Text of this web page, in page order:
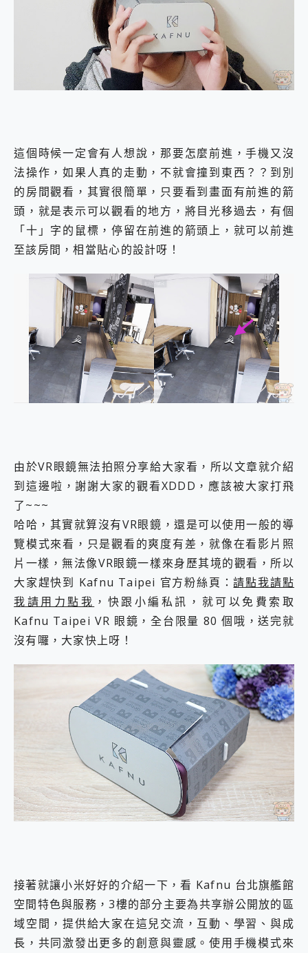
這個時候一定會有人想說，那要怎麼前進，手機又沒
法操作，如果人真的走動，不就會撞到東西？？到別
的房間觀看，其實很簡單，只要看到畫面有前進的箭
頭，就是表示可以觀看的地方，將目光移過去，有個
「十」字的鼠標，停留在前進的箭頭上，就可以前進
至該房間，相當貼心的設計呀！
由於VR眼鏡無法拍照分享給大家看，所以文章就介紹
到這邊啦，謝謝大家的觀看XDDD，應該被大家打飛
了~~~
哈哈，其實就算沒有VR眼鏡，還是可以使用一般的導
覽模式來看，只是觀看的爽度有差，就像在看影片照
片一樣，無法像VR眼鏡一樣來身歷其境的觀看，所以
大家趕快到 Kafnu Taipei 官方粉絲頁：請點我請點
我請用力點我 ，快跟小編私訊，就可以免費索取
Kafnu Taipei VR 眼鏡，全台限量 80 個哦，送完就
沒有囉，大家快上呀！
接著就讓小米好好的介紹一下，看 Kafnu 台北旗艦館
空間特色與服務，3樓的部分主要為共享辦公開放的區
域空間，提供給大家在這兒交流，互動、學習、與成
長，共同激發出更多的創意與靈感。使用手機模式來